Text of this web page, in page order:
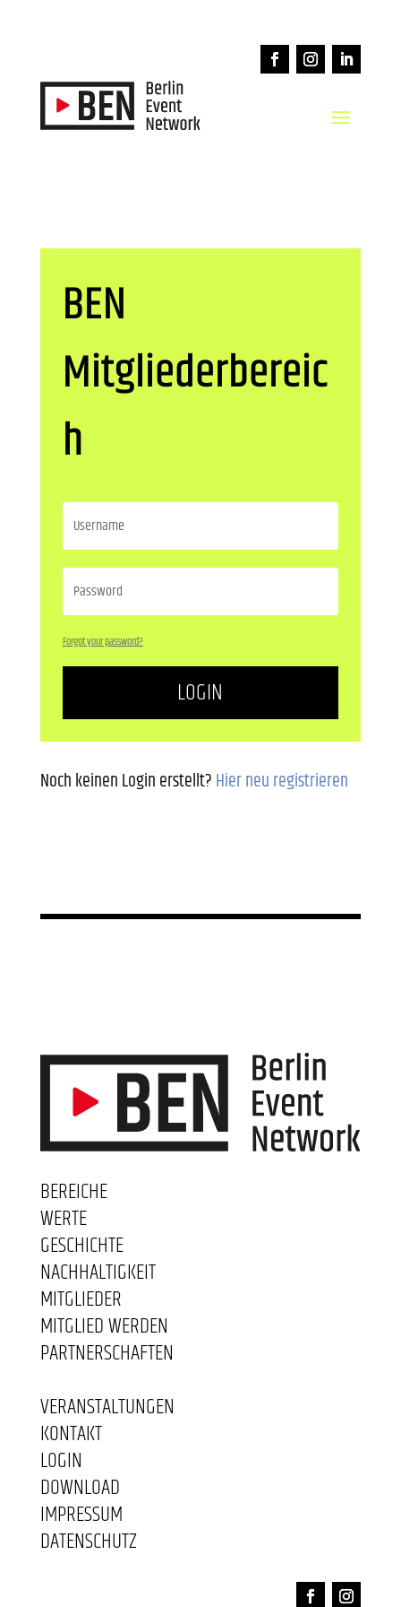
BEN
Mitgliederbereic
h
Forgot your password?
LOGIN
Noch keinen Login erstellt?Hier neu registrieren
BEREICHE
WERTE
GESCHICHTE
NACHHALTIGKEIT
MITGLIEDER
MITGLIED WERDEN
PARTNERSCHAFTEN
VERANSTALTUNGEN
KONTAKT
LOGIN
DOWNLOAD
IMPRESSUM
DATENSCHUTZ